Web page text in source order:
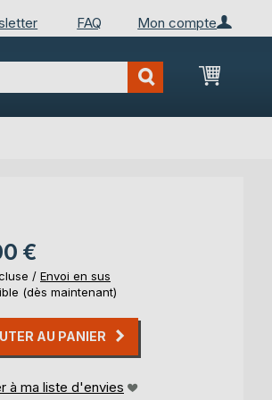
Mon compte
FAQ
Mon
€
/ Envoi en sus
(dès maintenant)
AU PANIER
à ma liste d'envies